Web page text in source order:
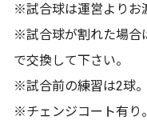
※試合球は運営よりお
※試合球が割れた場合
で交換して下さい。
※試合前の練習は2球
※チェンジコート有り。